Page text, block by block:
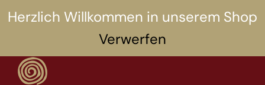
Herzlich Willkommen in unserem Shop
Verwerfen
Inhalt